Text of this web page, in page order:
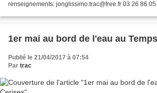
renseignements: jonglissimo.trac@free.fr 03 26 86 05
1er mai au bord de l'eau au
Publié le 21/04/2017 à 07:54
Par trac